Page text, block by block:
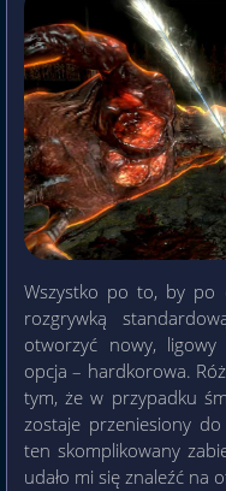
Wszystko po to, by po
rozgrywką
otworzyć nowy,
opcja – hardkorowa.
tym, że w przypadku
zostaje przeniesiony
ten skomplikowany
udało mi się znaleźć na